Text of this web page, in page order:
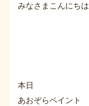
みなさまこんにちは
本日
あおぞらペイント